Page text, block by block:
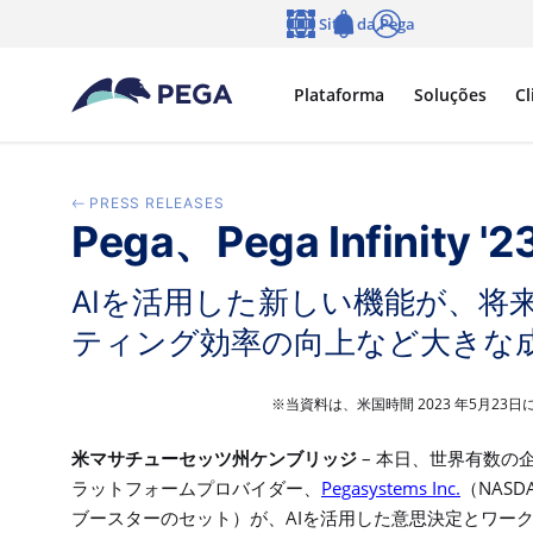
Pular para o conteúdo principal
Plataforma Soluções
Sites da Pega
PRESS RELEASES
Pega、Pega Infinity
AIを活用した新しい機能が、将
ティング効率の向上など大きな
※当資料は、米国時間 2023年5月23日
米マサチューセッツ州ケンブリッジ – 本日、世界有数の
ラットフォームプロバイダー、 Pegasystems Inc. （
ブースターのセット）が、 AIを活用した意思決定とワー